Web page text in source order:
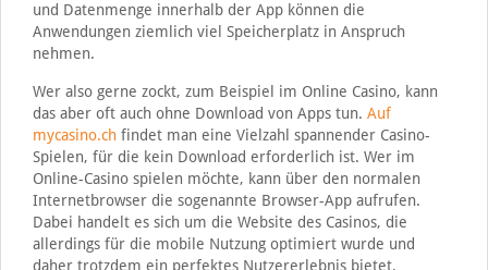
und Datenmenge innerhalb der App können die
Anwendungen ziemlich viel Speicherplatz in Anspruch
nehmen.
Wer also gerne zockt, zum Beispiel im Online Casino, kann
das aber oft auch ohne Download von Apps tun. Auf
mycasino.chfindet man eine Vielzahl spannender Casino-
Spielen, für die kein Download erforderlich ist. Wer im
Online-Casino spielen möchte, kann über den normalen
Internetbrowser die sogenannte Browser-App aufrufen.
Dabei handelt es sich um die Website des Casinos, die
allerdings für die mobile Nutzung optimiert wurde und
daher trotzdem ein perfektes Nutzererlebnis bietet.